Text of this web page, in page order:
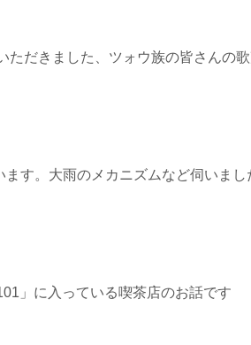
だきました、ツォウ族の皆さんの
す。大雨のメカニズムなど伺いまし
」に入っている喫茶店のお話です